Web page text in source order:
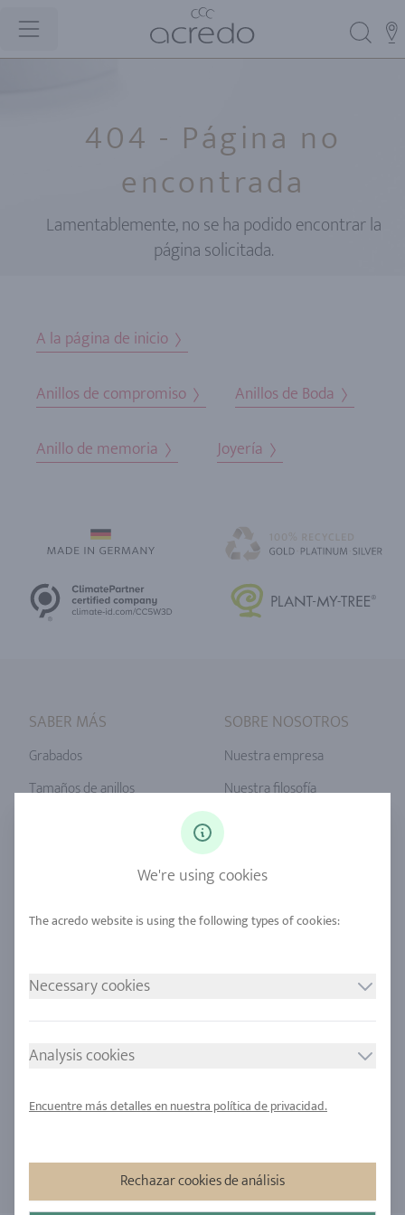
404 - Página no
encontrada
Lamentablemente, no se ha podido encontrar la
página solicitada.
A la página de inicio
Anillos de compromiso Anillos de Boda
Anillo de memoria Joyería
SABER MÁS
Grabados
Tamaños de anillos
Urban Mining
SOBRE NOSOTROS
Nuestra empresa
Nuestra filosofía
Sostenibilidad
Ubicaciones
NUESTRAS POLÍTICAS
Política de privacidad
Sitemap
We're using cookies
Necessary cookies
Analysis cookies
Encuentre más detalles en nuestra política de privacidad.
Rechazar cookies de análisis